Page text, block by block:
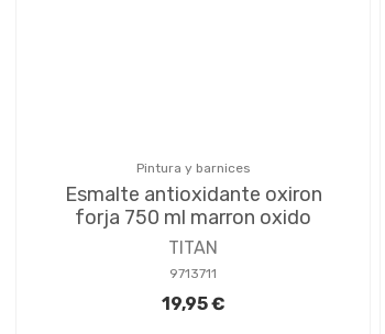
Pintura y barnices
Esmalte antioxidante oxiron
forja 750 ml marron oxido
TITAN
9713711
19,95 €